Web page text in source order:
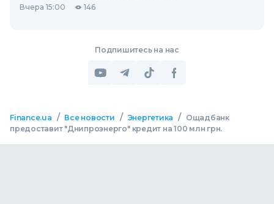
Вчера 15:00 146
Подпишитесь на нас
Finance.ua / Все новости / Энергетика /
Ощадбанк
предоставит "Днипроэнерго" кредит на 100 млн грн.